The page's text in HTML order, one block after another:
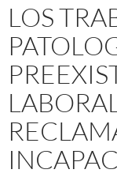
LOS